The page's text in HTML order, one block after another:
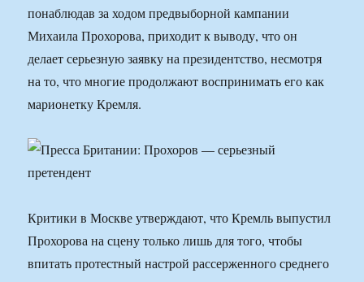
понаблюдав за ходом предвыборной кампании
Михаила Прохорова, приходит к выводу, что он
делает серьезную заявку на президентство, несмотря
на то, что многие продолжают воспринимать его как
марионетку Кремля.
Критики в Москве утверждают, что Кремль выпустил
Прохорова на сцену только лишь для того, чтобы
впитать протестный настрой рассерженного среднего